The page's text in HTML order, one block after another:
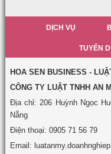
DỊCH VỤ
TUYỂN
HOA SEN BUSINESS -
CÔNG TY LUẬT TNHH AN
Địa chỉ: 206 Huỳnh Ngọc
Nẵng
Điện thoại: 0905 71 56 79
Email: